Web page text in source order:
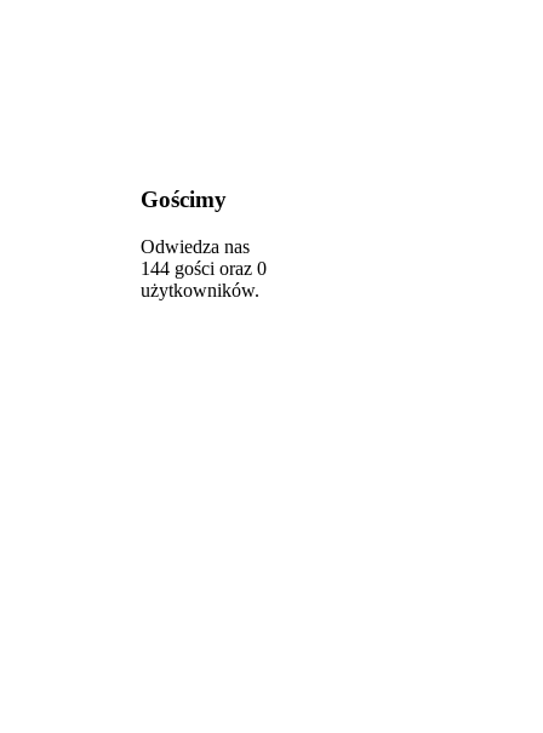
Gościmy
Odwiedza nas
144 gości oraz 0
użytkowników.